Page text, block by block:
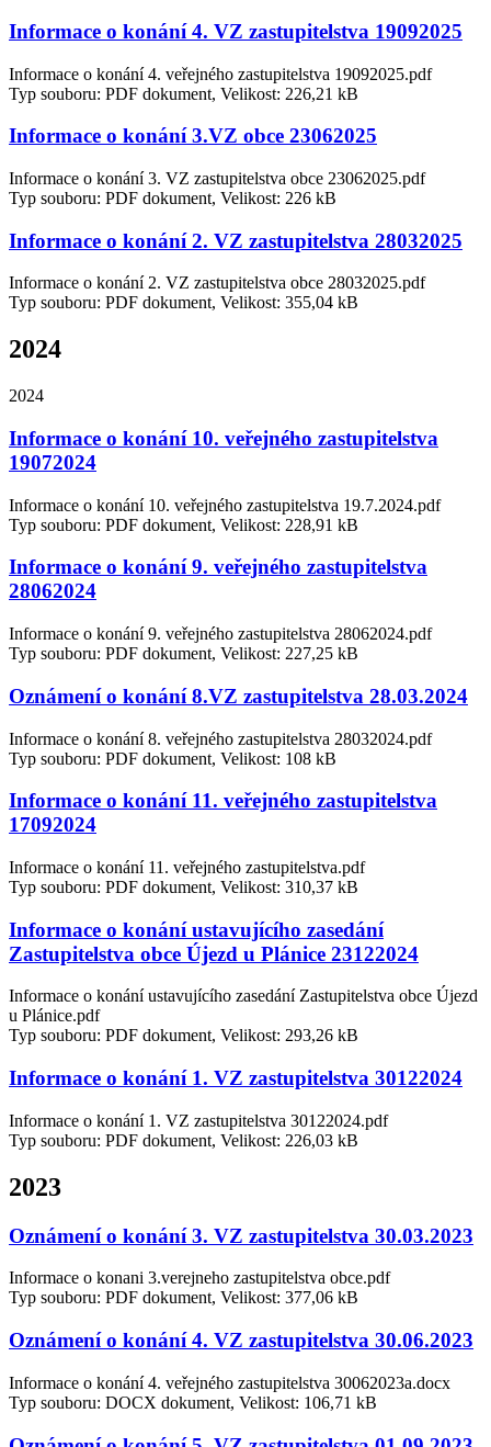
Informace o konání 4. VZ zastupitelstva 19092025
Informace o konání 4. veřejného zastupitelstva 19092025.pdf
Typ souboru: PDF dokument, Velikost: 226,21 kB
Informace o konání 3.VZ obce 23062025
Informace o konání 3. VZ zastupitelstva obce 23062025.pdf
Typ souboru: PDF dokument, Velikost: 226 kB
Informace o konání 2. VZ zastupitelstva 28032025
Informace o konání 2. VZ zastupitelstva obce 28032025.pdf
Typ souboru: PDF dokument, Velikost: 355,04 kB
2024
2024
Informace o konání 10. veřejného zastupitelstva
19072024
Informace o konání 10. veřejného zastupitelstva 19.7.2024.pdf
Typ souboru: PDF dokument, Velikost: 228,91 kB
Informace o konání 9. veřejného zastupitelstva
28062024
Informace o konání 9. veřejného zastupitelstva 28062024.pdf
Typ souboru: PDF dokument, Velikost: 227,25 kB
Oznámení o konání 8.VZ zastupitelstva 28.03.2024
Informace o konání 8. veřejného zastupitelstva 28032024.pdf
Typ souboru: PDF dokument, Velikost: 108 kB
Informace o konání 11. veřejného zastupitelstva
17092024
Informace o konání 11. veřejného zastupitelstva.pdf
Typ souboru: PDF dokument, Velikost: 310,37 kB
Informace o konání ustavujícího zasedání
Zastupitelstva obce Újezd u Plánice 23122024
Informace o konání ustavujícího zasedání Zastupitelstva obce Újezd
u Plánice.pdf
Typ souboru: PDF dokument, Velikost: 293,26 kB
Informace o konání 1. VZ zastupitelstva 30122024
Informace o konání 1. VZ zastupitelstva 30122024.pdf
Typ souboru: PDF dokument, Velikost: 226,03 kB
2023
Oznámení o konání 3. VZ zastupitelstva 30.03.2023
Informace o konani 3.verejneho zastupitelstva obce.pdf
Typ souboru: PDF dokument, Velikost: 377,06 kB
Oznámení o konání 4. VZ zastupitelstva 30.06.2023
Informace o konání 4. veřejného zastupitelstva 30062023a.docx
Typ souboru: DOCX dokument, Velikost: 106,71 kB